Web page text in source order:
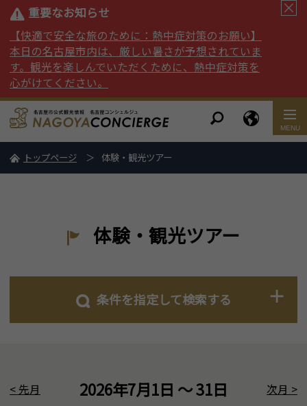
重要なお知らせ
【快適で安全な旅のために：熱中症対策のお願い】
本日の名古屋市内は、厳しい暑さが予想されていま
す。観光を楽しんでいただくために、熱中症対策を
心がけてください。
トップページ 体験・観光ツアー
体験・観光ツアー
条件を指定して検索する
< 先月 2026年7月1日 ～ 31日 次月 >